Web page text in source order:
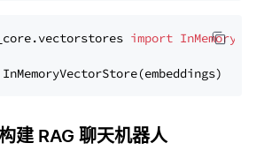
import
建 RAG 聊天机器人